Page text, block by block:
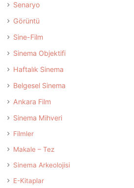
Senaryo
Görüntü
Sine-Film
Sinema Objektifi
Haftalık Sinema
Belgesel Sinema
Ankara Film
Sinema Mihveri
Filmler
Makale – Tez
Sinema Arkeolojisi
E-Kitaplar